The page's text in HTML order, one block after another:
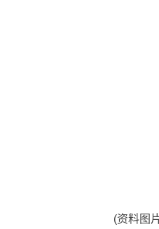
(资料图